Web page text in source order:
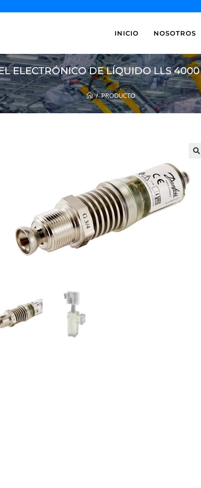
INICIO NOSOTROS
ELECTRÓNICO DE LÍQUIDO LLS
/ PRODUCTO